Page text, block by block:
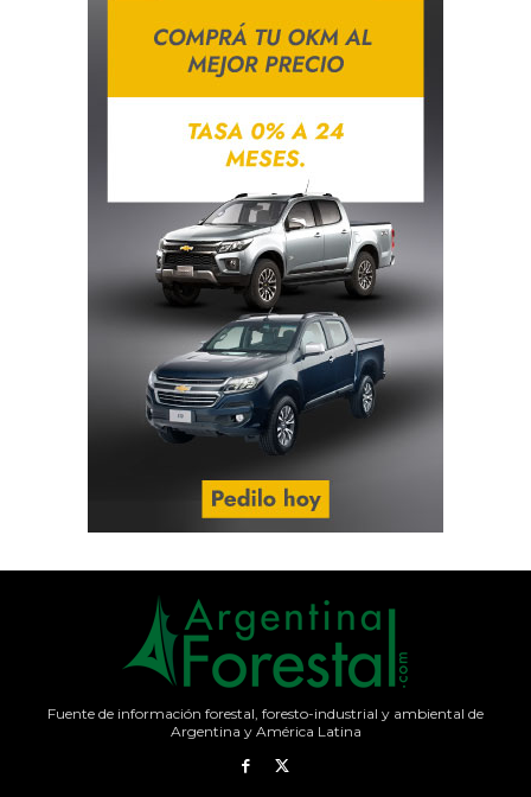
Fuente de información forestal, foresto-industrial y ambiental de
Argentina y América Latina